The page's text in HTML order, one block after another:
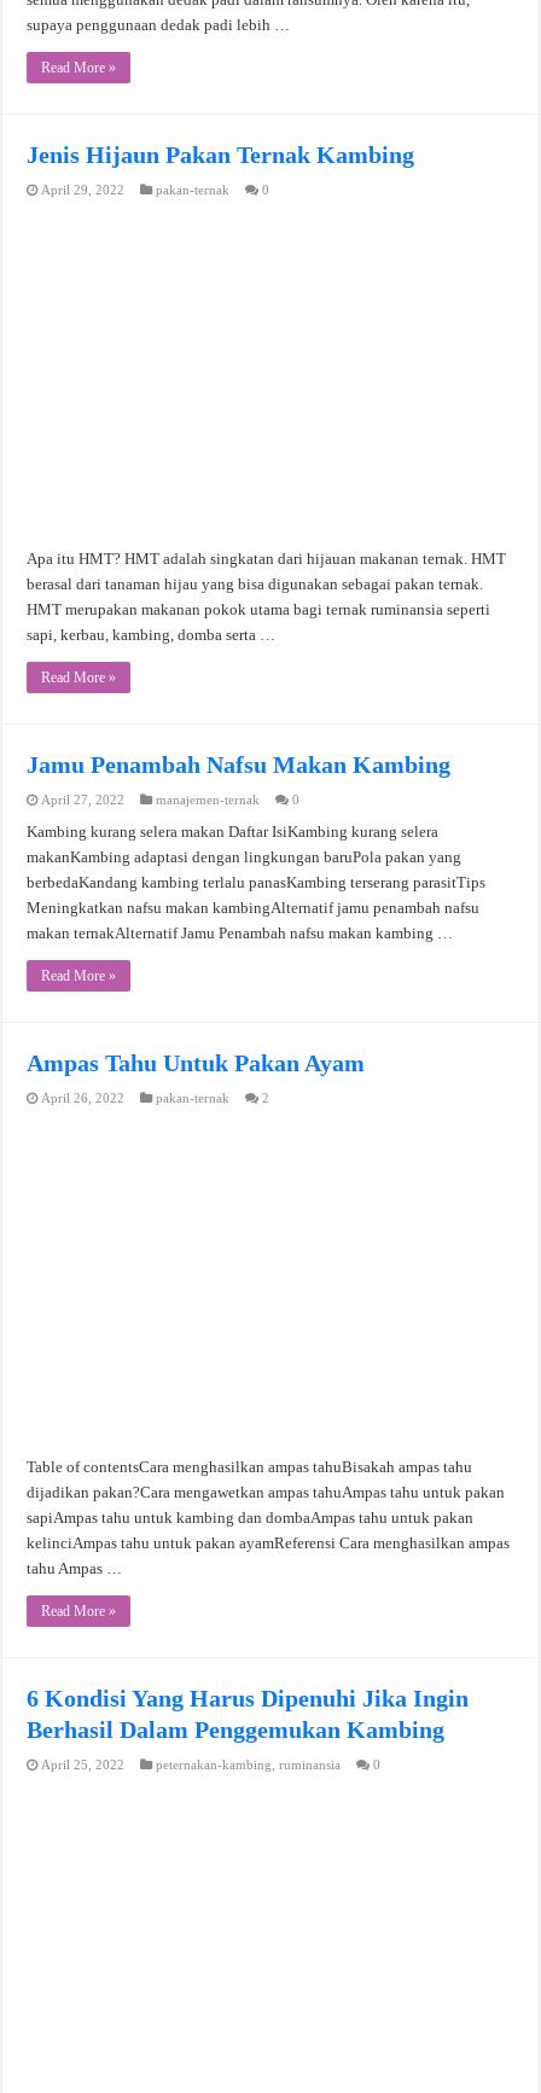
supaya penggunaan dedak padi lebih …
Read More »
Jenis Hijaun Pakan Ternak Kambing
April 29, 2022 pakan-ternak 0
Apa itu HMT? HMT adalah singkatan dari hijauan makanan ternak. HMT
berasal dari tanaman hijau yang bisa digunakan sebagai pakan ternak.
HMT merupakan makanan pokok utama bagi ternak ruminansia seperti
sapi, kerbau, kambing, domba serta …
Read More »
Jamu Penambah Nafsu Makan Kambing
April 27, 2022 manajemen-ternak 0
Kambing kurang selera makan Daftar IsiKambing kurang selera
makanKambing adaptasi dengan lingkungan baruPola pakan yang
berbedaKandang kambing terlalu panasKambing terserang parasitTips
Meningkatkan nafsu makan kambingAlternatif jamu penambah nafsu
makan ternakAlternatif Jamu Penambah nafsu makan kambing …
Read More »
Ampas Tahu Untuk Pakan Ayam
April 26, 2022 pakan-ternak 2
Table of contentsCara menghasilkan ampas tahuBisakah ampas tahu
dijadikan pakan?Cara mengawetkan ampas tahuAmpas tahu untuk pakan
sapiAmpas tahu untuk kambing dan dombaAmpas tahu untuk pakan
kelinciAmpas tahu untuk pakan ayamReferensi Cara menghasilkan ampas
tahu Ampas …
Read More »
6 Kondisi Yang Harus Dipenuhi Jika Ingin
Berhasil Dalam Penggemukan Kambing
April 25, 2022 peternakan-kambing ,ruminansia 0